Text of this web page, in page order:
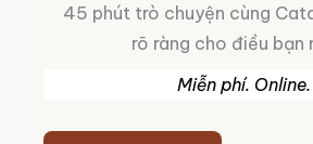
45 phút trò chuyện cùng
rõ ràng cho điều bạn
Miễn phí. Online.